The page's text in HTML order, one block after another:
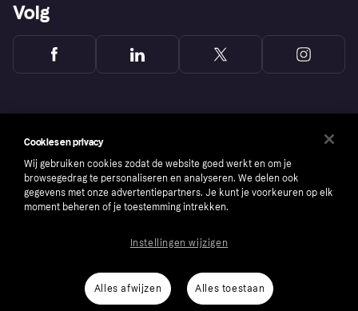
Volg
number: 556737-0431
Cookies Klarna.com
Cookies en privacy
Wij gebruiken cookies zodat de website goed werkt en om je
browsegedrag te personaliseren en analyseren. We delen ook
gegevens met onze advertentiepartners. Je kunt je voorkeuren op elk
moment beheren of je toestemming intrekken.
Alles afwijzen Alles toestaan
Instellingen wijzigen